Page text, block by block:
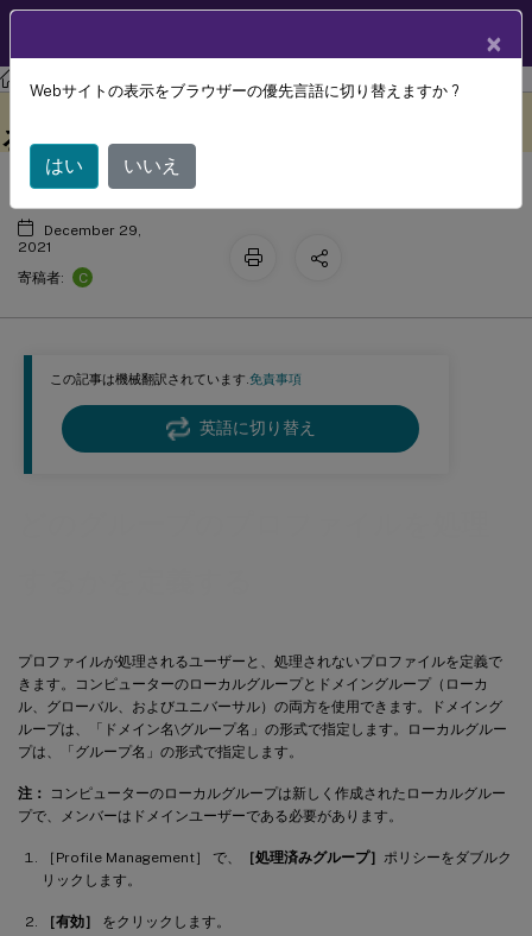
Profile Management Profile Management 2109
この記事は機械翻訳されています.免責事項
英語に切り替え
プロファイルが処理されるユーザーと、処理されないプロファイルを定義で
きます。コンピューターのローカルグループとドメイングループ（ローカ
ル、グローバル、およびユニバーサル）の両方を使用できます。ドメイング
ループは、「ドメイン名\グループ名」の形式で指定します。ローカルグルー
プは、「グループ名」の形式で指定します。
注：
コンピューターのローカルグループは新しく作成されたローカルグルー
プで、メンバーはドメインユーザーである必要があります。
［Profile Management］ で、 ［処理済みグループ］ ポリシーをダブルク
リックします。
［有効］ をクリックします。
どのグループのプロファイルを処理す
るかを定義する
December 29,
2021
寄稿者:
C
×
Webサイトの表示をブラウザーの優先言語に切り替えますか ?
はい いいえ